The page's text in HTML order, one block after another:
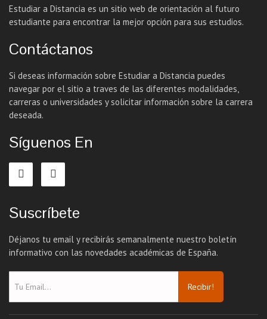
Estudiar a Distancia es un sitio web de orientación al futuro
estudiante para encontrar la mejor opción para sus estudios.
Contáctanos
Si deseas información sobre Estudiar a Distancia puedes
navegar por el sitio a traves de las diferentes modalidades,
carreras o universidades y solicitar información sobre la carrera
deseada.
Síguenos En
Suscríbete
Déjanos tu email y recibirás semanalmente nuestro boletín
informativo con las novedades académicas de España.
Recibir!